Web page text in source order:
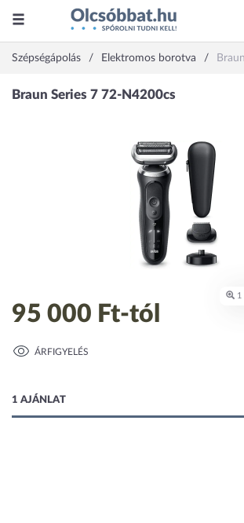
Szépségápolás Elektromos borotva
95 000 Ft-tól
ÁRFIGYELÉS
1 AJÁNLAT